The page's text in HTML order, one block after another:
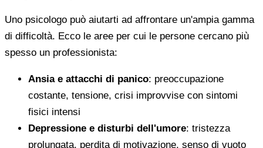
Uno psicologo può aiutarti ad affrontare un'ampia gamma
di difficoltà. Ecco le aree per cui le persone cercano più
spesso un professionista:
Ansia e attacchi di panico: preoccupazione
costante, tensione, crisi improvvise con sintomi
fisici intensi
Depressione e disturbi dell'umore: tristezza
prolungata, perdita di motivazione, senso di vuoto